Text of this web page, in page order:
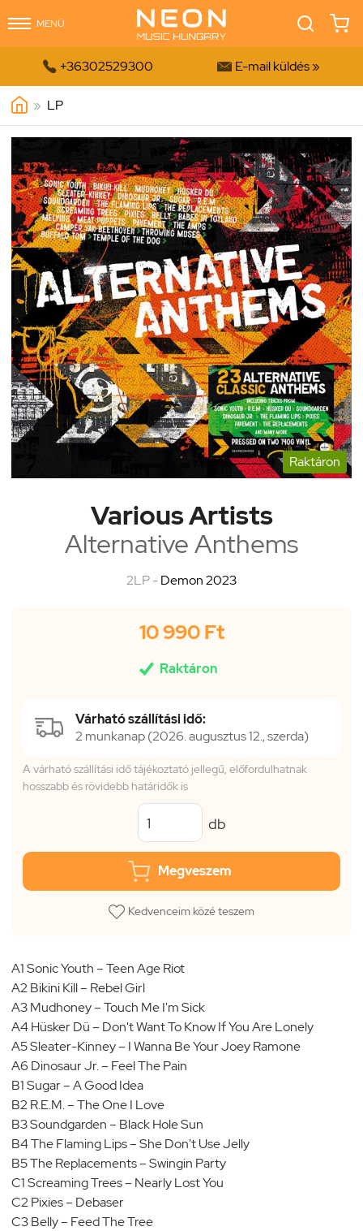
MENÜ
 +36302529300  E-mail küldés »
» LP
Raktáron
Various Artists
Alternative Anthems
2LP -Demon 2023
10 990 Ft
 Raktáron
Várható szállítási idő:
2 munkanap (2026. augusztus 12., szerda)
A várható szállítási idő tájékoztató jellegű, előfordulhatnak
hosszabb és rövidebb határidők is
db
Megveszem
Kedvenceim közé teszem
A1 Sonic Youth – Teen Age Riot
A2 Bikini Kill – Rebel Girl
A3 Mudhoney – Touch Me I'm Sick
A4 Hüsker Dü – Don't Want To Know If You Are Lonely
A5 Sleater-Kinney – I Wanna Be Your Joey Ramone
A6 Dinosaur Jr. – Feel The Pain
B1 Sugar – A Good Idea
B2 R.E.M. – The One I Love
B3 Soundgarden – Black Hole Sun
B4 The Flaming Lips – She Don't Use Jelly
B5 The Replacements – Swingin Party
C1 Screaming Trees – Nearly Lost You
C2 Pixies – Debaser
C3 Belly – Feed The Tree